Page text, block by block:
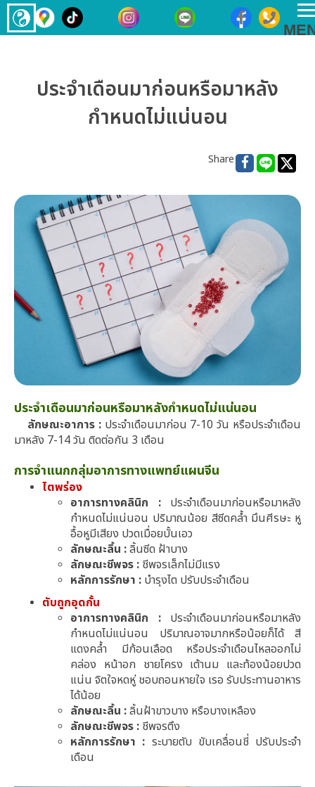
ประจำเดือนมาก่อนหรือมาหลัง
กำหนดไม่แน่นอน
Share
ประจำเดือนมาก่อนหรือมาหลังกำหนดไม่แน่นอน
ลักษณะอาการ :ประจำเดือนมาก่อน 7-10 วัน หรือประจำเดือน
มาหลัง 7-14 วัน ติดต่อกัน 3 เดือน
การจำแนกกลุ่มอาการทางแพทย์แผนจีน
ไตพร่อง
อาการทางคลินิก : ประจำเดือนมาก่อนหรือมาหลัง
กำหนดไม่แน่นอน ปริมาณน้อย สีซีดคล้ำ มึนศีรษะ หู
อื้อหูมีเสียง ปวดเมื่อยบั้นเอว
ลักษณะลิ้น :ลิ้นซีด ฝ้าบาง
ลักษณะชีพจร : ชีพจรเล็กไม่มีแรง
หลักการรักษา : บำรุงไต ปรับประจำเดือน
ตับถูกอุดกั้น
อาการทางคลินิก : ประจำเดือนมาก่อนหรือมาหลัง
กำหนดไม่แน่นอน ปริมาณอาจมากหรือน้อยก็ได้ สี
แดงคล้ำ มีก้อนเลือด หรือประจำเดือนไหลออกไม่
คล่อง หน้าอก ชายโครง เต้านม และท้องน้อยปวด
แน่น จิตใจหดหู่ ชอบถอนหายใจ เรอ รับประทานอาหาร
ได้น้อย
ลักษณะลิ้น :ลิ้นฝ้าขาวบาง หรือบางเหลือง
ลักษณะชีพจร : ชีพจรตึง
หลักการรักษา : ระบายตับ ขับเคลื่อนชี่ ปรับประจำ
เดือน